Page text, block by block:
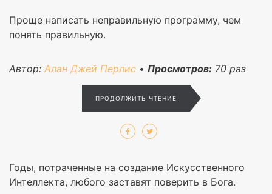
Проще написать неправильную программу, чем
понять правильную.
Автор: Алан Джей Перлис • Просмотров: 70 раз
ПРОДОЛЖИТЬ ЧТЕНИЕ
Годы, потраченные на создание Искусственного
Интеллекта, любого заставят поверить в Бога.